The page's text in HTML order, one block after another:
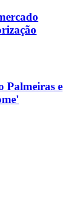
Palmeiras e